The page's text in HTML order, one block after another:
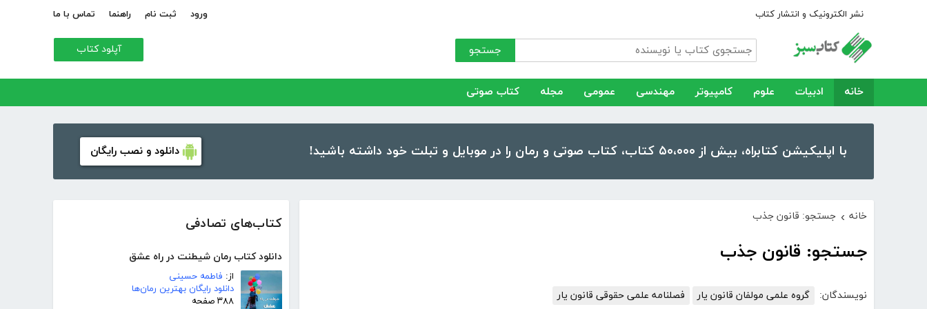
نشر الکترونیک و انتشار کتاب ورود ثبت نام راهنما تماس با ما
جستجو آپلود کتاب
خانه ادبیات علوم کامپیوتر مهندسی عمومی مجله کتاب صوتی
با اپلیکیشن کتابراه، بیش از ۵۰،۰۰۰ کتاب، کتاب صوتی و رمان را در موبایل و تبلت خود داشته باشید! دانلود و نصب رایگان
کتاب‌های تصادفی
دانلود کتاب رمان شیطنت در راه عشق
از: فاطمه حسینی
دانلود رایگان بهترین رمان‌ها
۳۸۸ صفحه
خانه › جستجو: قانون جذب
جستجو: قانون جذب
نویسندگان: گروه علمی مولفان قانون یار فصلنامه علمی حقوقی قانون یار